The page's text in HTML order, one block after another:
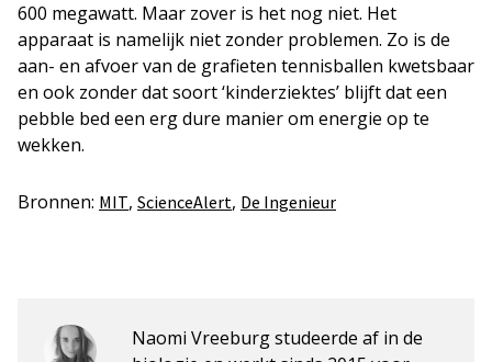
600 megawatt. Maar zover is het nog niet. Het
apparaat is namelijk niet zonder problemen. Zo is de
aan- en afvoer van de grafieten tennisballen kwetsbaar
en ook zonder dat soort ‘kinderziektes’ blijft dat een
pebble bed een erg dure manier om energie op te
wekken.
Bronnen: MIT, ScienceAlert, De Ingenieur
Naomi Vreeburg studeerde af in de